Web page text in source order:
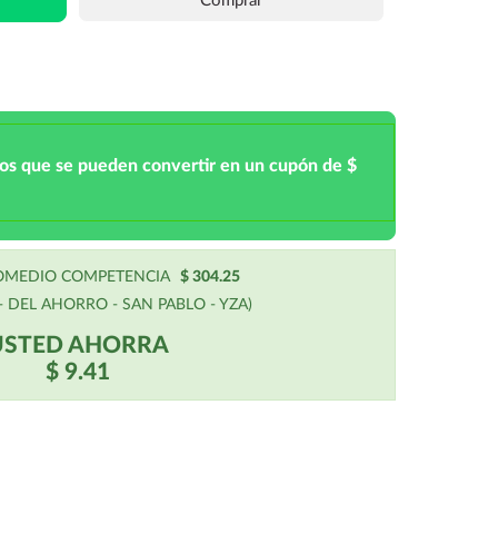
que se pueden convertir en un cupón de $
COMPETENCIA
$ 304.25
DEL AHORRO - SAN PABLO - YZA)
AHORRA
$ 9.41